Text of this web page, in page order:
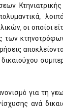
οι οποίοι
των
για τη
ανά